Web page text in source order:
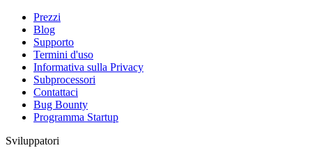
Prezzi
Blog
Supporto
Termini d'uso
Informativa sulla Privacy
Subprocessori
Contattaci
Bug Bounty
Programma Startup
Sviluppatori